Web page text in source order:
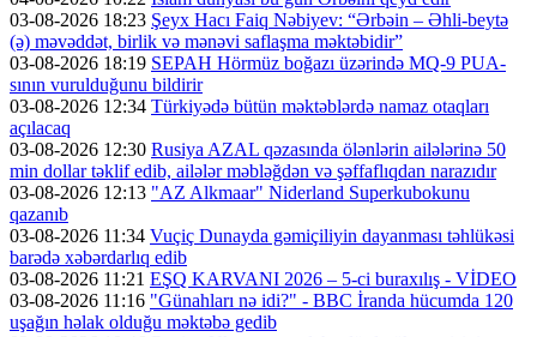
03-08-2026 18:23 Şeyx Hacı Faiq Nəbiyev: “Ərbəin – Əhli-beytə
(ə) məvəddət, birlik və mənəvi saflaşma məktəbidir”
03-08-2026 18:19 SEPAH Hörmüz boğazı üzərində MQ-9 PUA-
sının vurulduğunu bildirir
03-08-2026 12:34 Türkiyədə bütün məktəblərdə namaz otaqları
açılacaq
03-08-2026 12:30 Rusiya AZAL qəzasında ölənlərin ailələrinə 50
min dollar təklif edib, ailələr məbləğdən və şəffaflıqdan narazıdır
03-08-2026 12:13 "AZ Alkmaar" Niderland Superkubokunu
qazanıb
03-08-2026 11:34 Vuçiç Dunayda gəmiçiliyin dayanması təhlükəsi
barədə xəbərdarlıq edib
03-08-2026 11:21 EŞQ KARVANI 2026 – 5-ci buraxılış - VİDEO
03-08-2026 11:16 "Günahları nə idi?" - BBC İranda hücumda 120
uşağın həlak olduğu məktəbə gedib